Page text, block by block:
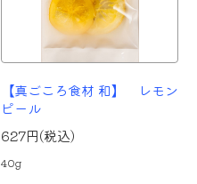
【真ごころ食材 和】 レモン
ピール
627円(税込)
40g